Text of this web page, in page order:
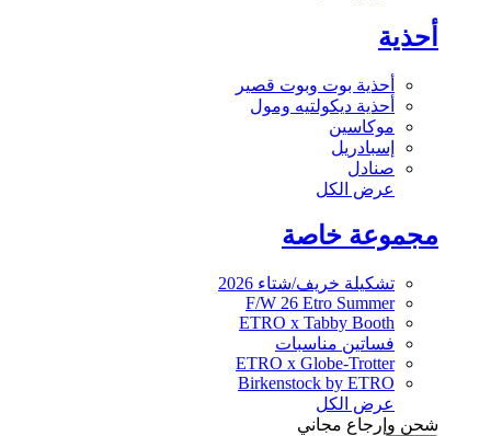
أحذية
أحذية بوت وبوت قصير
أحذية ديكولتيه ومول
موكاسين
إسبادريل
صنادل
عرض الكل
مجموعة خاصة
تشكيلة خريف/شتاء 2026
F/W 26 Etro Summer
ETRO x Tabby Booth
فساتين مناسبات
ETRO x Globe-Trotter
Birkenstock by ETRO
عرض الكل
شحن وإرجاع مجاني